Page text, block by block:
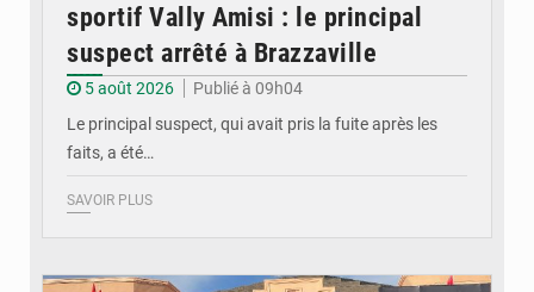
sportif Vally Amisi : le principal
suspect arrêté à Brazzaville
5 août 2026
Publié à 09h04
Le principal suspect, qui avait pris la fuite après les
faits, a été…
SAVOIR PLUS